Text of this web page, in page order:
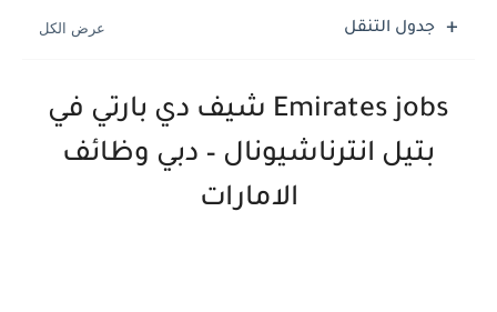
جدول التنقل
Emirates jobs شيف دي بارتي في
بتيل انترناشيونال – دبي وظائف
الامارات